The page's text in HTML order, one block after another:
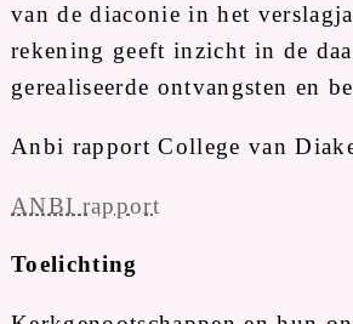
van de diaconie in het
rekening geeft inzicht in de
gerealiseerde ontvangsten en
Anbi rapport College van
ANBI rapport
Toelichting